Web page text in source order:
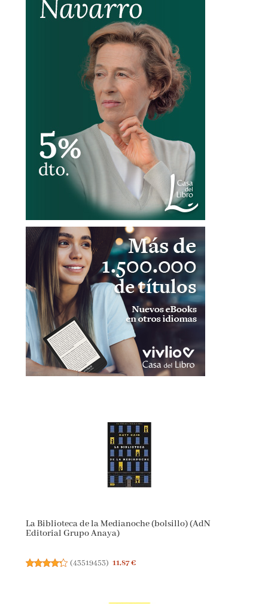
La Biblioteca de la Medianoche (bolsillo) (AdN
Editorial Grupo Anaya)
(43519453) 11,87 €